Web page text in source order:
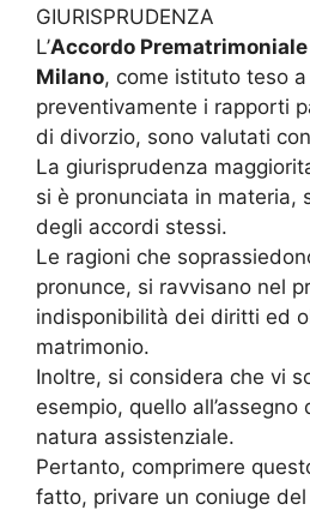
GIURISPRUDENZA
L’Accordo
Milano, come istituto teso
preventivamente i rapporti
di divorzio, sono valutati
La giurisprudenza
si è pronunciata in materia,
degli accordi stessi.
Le ragioni che
pronunce, si ravvisano nel
indisponibilità dei diritti ed
matrimonio.
Inoltre, si considera che vi
esempio, quello
natura assistenziale.
Pertanto, comprimere
fatto, privare un coniuge